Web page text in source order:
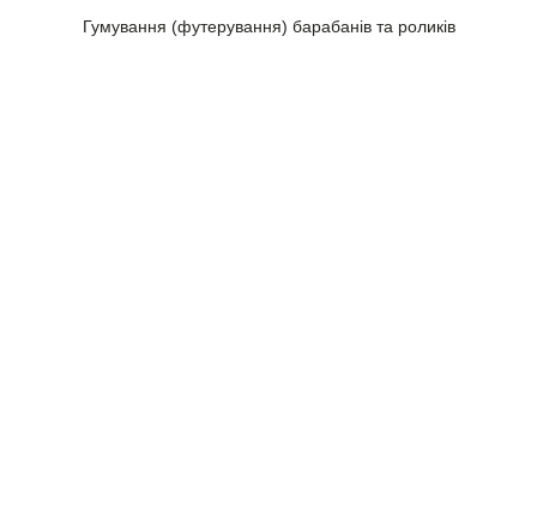
Гумування (футерування) барабанів та роликів